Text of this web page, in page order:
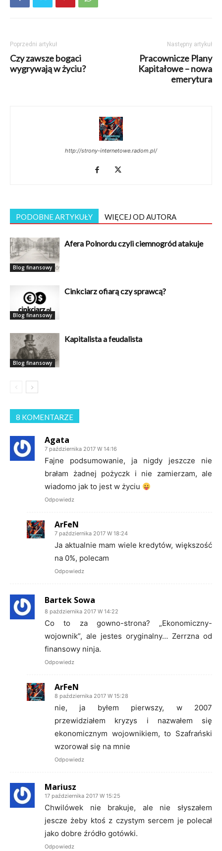
Poprzedni artykuł
Czy zawsze bogaci
wygrywają w życiu?
Następny artykuł
Pracownicze Plany
Kapitałowe – nowa
emerytura
http://strony-internetowe.radom.pl/
PODOBNE ARTYKUŁY WIĘCEJ OD AUTORA
Blog finansowy
Afera Polnordu czyli ciemnogród atakuje
Blog finansowy
Cinkciarz ofiarą czy sprawcą?
Blog finansowy
Kapitalista a feudalista
8 KOMENTARZE
Agata
7 października 2017 W 14:16
Fajne podsumowanie, ja nigdy jeszcze nie
brałam żadnej pożyczk i nie zamierzam, ale
wiadomo jak to jest w życiu
Odpowiedz
ArFeN
7 października 2017 W 18:24
Ja aktualnie mam wiele kredytów, większość
na 0%, polecam
Odpowiedz
Bartek Sowa
8 października 2017 W 14:22
Co to za gowno-strona? „Ekonomiczny-
wojownik”, ale jestes oryginalny… Zerrzna od
finansowy ninja.
Odpowiedz
ArFeN
8 października 2017 W 15:28
nie, ja byłem pierwszy, w 2007
przewidziałem kryzys i nazwałem się
ekonomicznym wojownikiem, to Szafrański
wzorował się na mnie
Odpowiedz
Mariusz
17 października 2017 W 15:25
Chwilówek nie brakuje, ale nie słyszałem
jescze żeby ktoś z czystym sercem je polecał
jako dobre źródło gotówki.
Odpowiedz